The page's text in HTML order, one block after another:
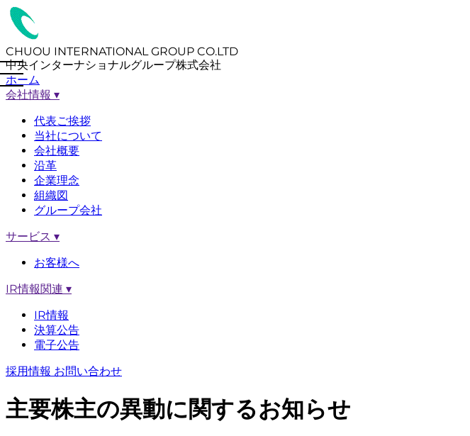
CHUOU INTERNATIONAL GROUP CO.LTD
中央インターナショナルグループ株式会社
ホーム
会社情報 ▾
代表ご挨拶
当社について
会社概要
沿革
企業理念
組織図
グループ会社
サービス ▾
お客様へ
IR情報関連 ▾
IR情報
決算公告
電子公告
採用情報 お問い合わせ
主要株主の異動に関するお知らせ